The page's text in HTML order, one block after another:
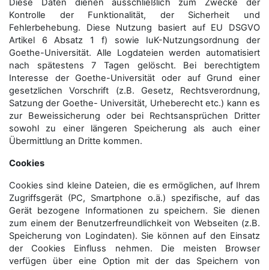
Diese Daten dienen ausschließlich zum Zwecke der
Kontrolle der Funktionalität, der Sicherheit und
Fehlerbehebung. Diese Nutzung basiert auf EU DSGVO
Artikel 6 Absatz 1 f) sowie IuK-Nutzungsordnung der
Goethe-Universität. Alle Logdateien werden auto­matisiert
nach spätestens 7 Tagen gelöscht. Bei berechtigtem
Interesse der Goethe-Universität oder auf Grund einer
gesetzlichen Vorschrift (z.B. Gesetz, Rechtsverordnung,
Satzung der Goethe- Universität, Urheberecht etc.) kann es
zur Beweissicherung oder bei Rechtsansprüchen Dritter
sowohl zu einer längeren Speicherung als auch einer
Übermittlung an Dritte kommen.
Cookies
Cookies sind kleine Dateien, die es ermöglichen, auf Ihrem
Zugriffsgerät (PC, Smartphone o.ä.) spezifische, auf das
Gerät bezogene Informationen zu speichern. Sie dienen
zum einem der Benutzerfreundlichkeit von Webseiten (z.B.
Speicherung von Logindaten). Sie können auf den Einsatz
der Cookies Einfluss nehmen. Die meisten Browser
verfügen über eine Option mit der das Speichern von